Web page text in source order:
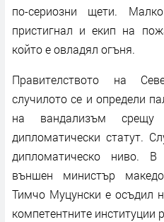
по-сериозни щети.
пристигнал и екип на
който е овладял огъня.
Правителството на
случилото се и определи
на вандализъм срещу
дипломатически статут.
дипломатическо ниво.
външен министър
Тимчо Муцунски е осъдил
компетентните институции